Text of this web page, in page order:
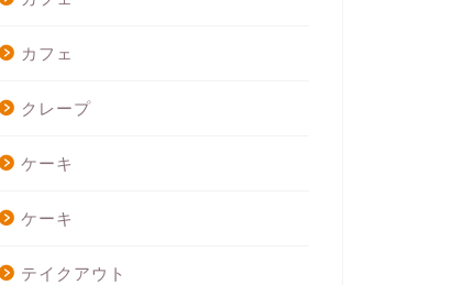
カフェ
クレープ
ケーキ
ケーキ
テイクアウト